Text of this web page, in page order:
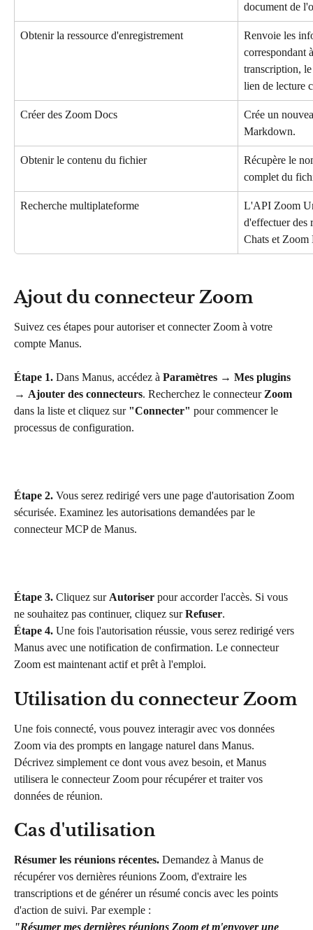
document de
Obtenir la ressource d'enregistrement
Renvoie les
correspondant
transcription,
lien de lecture
Créer des Zoom Docs
Crée un
Markdown.
Obtenir le contenu du fichier
Récupère le
complet du
Recherche multiplateforme
L'API Zoom
d'effectuer des
Chats et Zoom
Ajout du connecteur Zoom
Suivez ces étapes pour autoriser et connecter Zoom à votre
compte Manus.
Étape 1. Dans Manus, accédez à Paramètres → Mes plugins
→ Ajouter des connecteurs. Recherchez le connecteur Zoom
dans la liste et cliquez sur "Connecter" pour commencer le
processus de configuration.
Étape 2. Vous serez redirigé vers une page d'autorisation Zoom
sécurisée. Examinez les autorisations demandées par le
connecteur MCP de Manus.
Étape 3. Cliquez sur Autoriser pour accorder l'accès. Si vous
ne souhaitez pas continuer, cliquez sur Refuser.
Étape 4. Une fois l'autorisation réussie, vous serez redirigé vers
Manus avec une notification de confirmation. Le connecteur
Zoom est maintenant actif et prêt à l'emploi.
Utilisation du connecteur Zoom
Une fois connecté, vous pouvez interagir avec vos données
Zoom via des prompts en langage naturel dans Manus.
Décrivez simplement ce dont vous avez besoin, et Manus
utilisera le connecteur Zoom pour récupérer et traiter vos
données de réunion.
Cas d'utilisation
Résumer les réunions récentes. Demandez à Manus de
récupérer vos dernières réunions Zoom, d'extraire les
transcriptions et de générer un résumé concis avec les points
d'action de suivi. Par exemple :
"Résumer mes dernières réunions Zoom et m'envoyer une